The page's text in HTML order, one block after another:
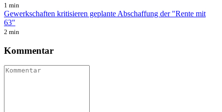
1 min
Gewerkschaften kritisieren geplante Abschaffung der "Rente mit
63"
2 min
Kommentar